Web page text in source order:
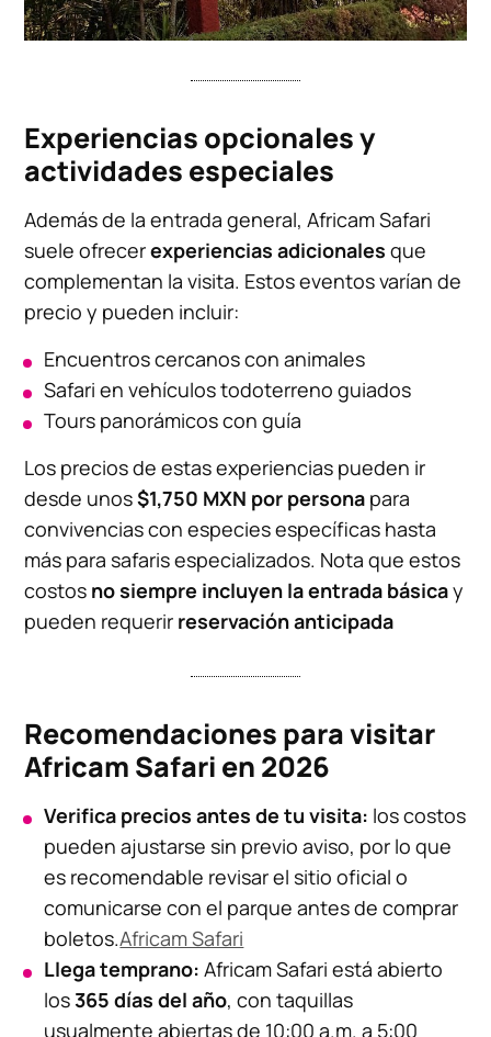
Experiencias opcionales y
actividades especiales
Además de la entrada general, Africam Safari
suele ofrecerexperiencias adicionales que
complementan la visita. Estos eventos varían de
precio y pueden incluir:
Encuentros cercanos con animales
Safari en vehículos todoterreno guiados
Tours panorámicos con guía
Los precios de estas experiencias pueden ir
desde unos$1,750 MXN por persona para
convivencias con especies específicas hasta
más para safaris especializados. Nota que estos
costos no siempre incluyen la entrada básicay
pueden requerir reservación anticipada
Recomendaciones para visitar
Africam Safari en 2026
Verifica precios antes de tu visita: los costos
pueden ajustarse sin previo aviso, por lo que
es recomendable revisar el sitio oficial o
comunicarse con el parque antes de comprar
boletos.Africam Safari
Llega temprano: Africam Safari está abierto
los365 días del año, con taquillas
usualmente abiertas de 10:00 a.m. a 5:00